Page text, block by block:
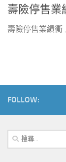
壽險停售業
壽險停售業績衝
FOLLOW:
搜
尋